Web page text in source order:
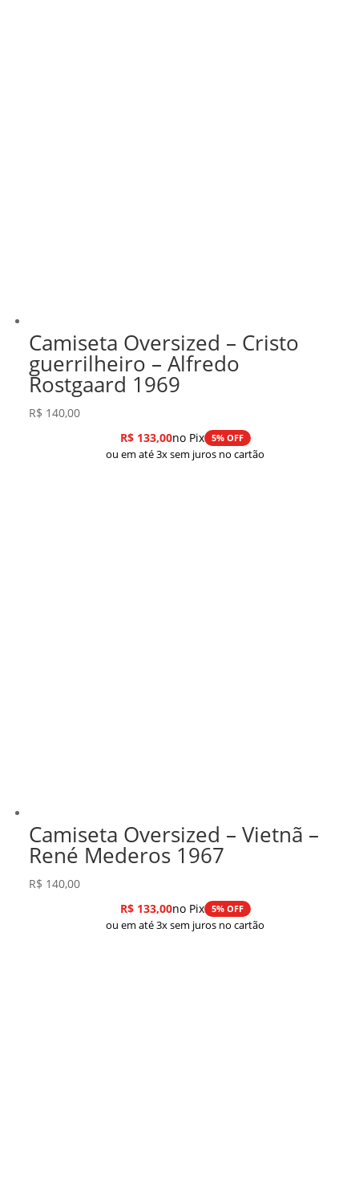
Camiseta Oversized – Cristo
guerrilheiro – Alfredo
Rostgaard 1969
R$ 140,00
R$133,00no Pix 5% OFF
ou em até 3x sem juros no cartão
Camiseta Oversized – Vietnã –
René Mederos 1967
R$ 140,00
R$133,00no Pix 5% OFF
ou em até 3x sem juros no cartão